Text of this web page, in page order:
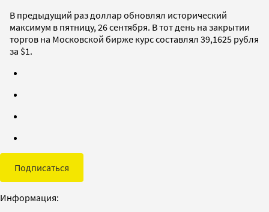
В предыдущий раз доллар обновлял исторический
максимум в пятницу, 26 сентября. В тот день на закрытии
торгов на Московской бирже курс составлял 39,1625 рубля
за $1.
Подписаться
Информация: